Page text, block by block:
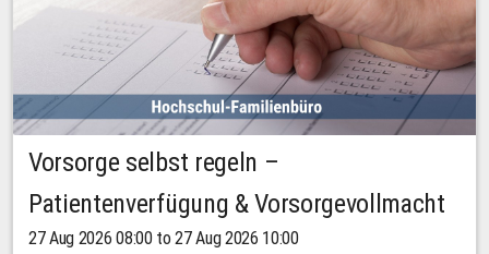
Vorsorge selbst regeln –
Patientenverfügung & Vorsorgevollmacht
27 Aug 2026 08:00 to 27 Aug 2026 10:00